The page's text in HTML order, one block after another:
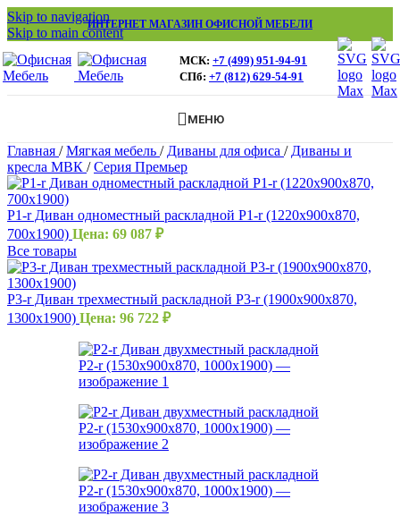
Skip to navigation
Skip to main content
ИНТЕРНЕТ МАГАЗИН ОФИСНОЙ МЕБЕЛИ
МСК: +7 (499) 951-94-91
СПб: +7 (812) 629-54-91
МЕНЮ
Главная / Мягкая мебель / Диваны для офиса / Диваны и
кресла МВК / Серия Премьер
P1-r Диван одноместный раскладной P1-r (1220х900х870,
700х1900) Цена: 69 087 ₽
Все товары
P3-r Диван трехместный раскладной P3-r (1900х900х870,
1300х1900) Цена: 96 722 ₽